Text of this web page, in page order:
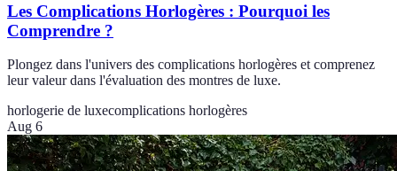
Les Complications Horlogères : Pourquoi les
Comprendre ?
Plongez dans l'univers des complications horlogères et comprenez
leur valeur dans l'évaluation des montres de luxe.
horlogerie de luxecomplications horlogères
Aug 6